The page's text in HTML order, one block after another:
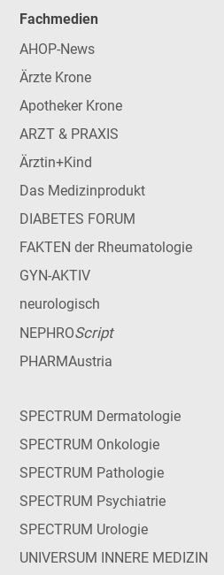
Fachmedien
AHOP-News
Ärzte Krone
Apotheker Krone
ARZT & PRAXIS
Ärztin+Kind
Das Medizinprodukt
DIABETES FORUM
FAKTEN der Rheumatologie
GYN-AKTIV
neurologisch
NEPHROScript
PHARMAustria
SPECTRUM Dermatologie
SPECTRUM Onkologie
SPECTRUM Pathologie
SPECTRUM Psychiatrie
SPECTRUM Urologie
UNIVERSUM INNERE MEDIZIN